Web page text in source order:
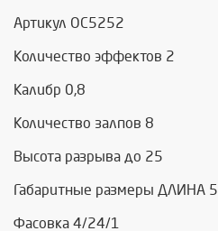
Артикул ОС5252
Количество эффектов 2
Калибр 0,8
Количество залпов 8
Высота разрыва до 25
Габаритные размеры ДЛИНА
Фасовка 4/24/1